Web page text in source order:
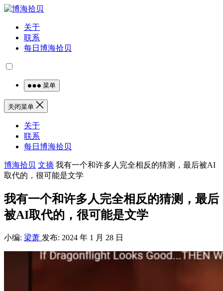
关于
联系
每日博海拾贝
菜单
关闭菜单
关于
联系
每日博海拾贝
博海拾贝 文摘 我有一个和许多人完全相反的猜测，最后被AI
取代的，很可能是文学
我有一个和许多人完全相反的猜测，最后
被AI取代的，很可能是文学
小编: 梁萧 发布: 2024 年 1 月 28 日